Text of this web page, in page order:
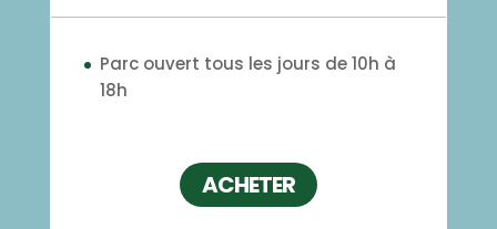
Parc ouvert tous les jours de 10h à
18h
ACHETER